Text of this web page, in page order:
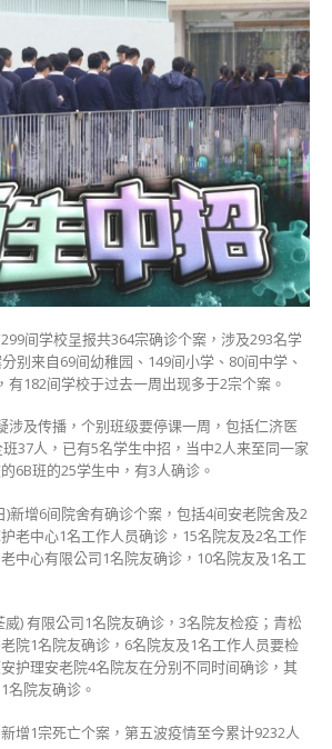
间学校呈报共364宗确诊个案，涉及293名学
别来自69间幼稚园、149间小学、80间中学、
有182间学校于过去一周出现多于2宗个案。
涉及传播，个别班级要停课一周，包括仁济医
37人，已有5名学生中招，当中2人来至同一家
6B班的25学生中，有3人确诊。
)新增6间院舍有确诊个案，包括4间安老院舍及2
老中心1名工作人员确诊，15名院友及2名工作
中心有限公司1名院友确诊，10名院友及1名工
) 有限公司1名院友确诊，3名院友检疫；青松
院1名院友确诊，6名院友及1名工作人员要检
护理安老院4名院友在分别不同时间确诊，其
名院友确诊。
增1宗死亡个案，第五波疫情至今累计9232人